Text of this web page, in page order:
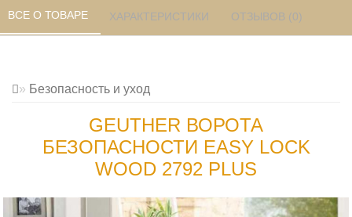
Безопасность и уход
GEUTHER ВОРОТА
БЕЗОПАСНОСТИ EASY LOCK
WOOD 2792 PLUS
ВСЕ О ТОВАРЕ ХАРАКТЕРИСТИКИ ОТЗЫВОВ (0)